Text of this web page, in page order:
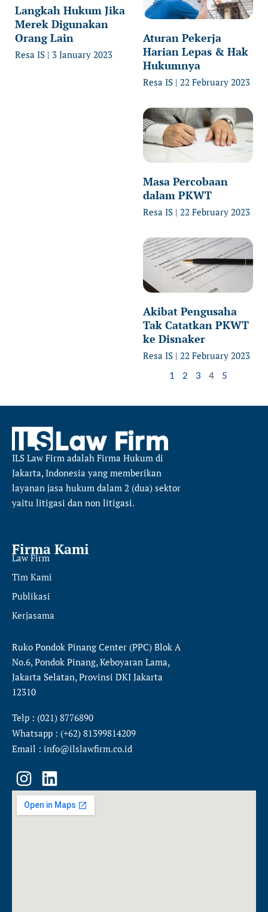
Langkah Hukum Jika
Merek Digunakan
Orang Lain
Resa IS 3 January 2023
Aturan Pekerja
Harian Lepas & Hak
Hukumnya
Resa IS 22 February 2023
Masa Percobaan
dalam PKWT
Resa IS 22 February 2023
Akibat Pengusaha
Tak Catatkan PKWT
ke Disnaker
Resa IS 22 February 2023
1 2 3 4 5
ILS Law Firm adalah Firma Hukum di
Jakarta, Indonesia yang memberikan
layanan jasa hukum dalam 2 (dua) sektor
yaitu litigasi dan non litigasi.
Firma Kami
Law Firm
Tim Kami
Publikasi
Kerjasama
Ruko Pondok Pinang Center (PPC) Blok A
No.6, Pondok Pinang, Keboyaran Lama,
Jakarta Selatan, Provinsi DKI Jakarta
12310
Telp : (021) 8776890
Whatsapp : (+62) 81399814209
Email : info@ilslawfirm.co.id
I
n
s
L
i
n